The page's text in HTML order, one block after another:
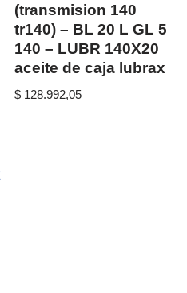
(transmision 140
tr140) – BL 20 L GL 5
140 – LUBR 140X20
aceite de caja lubrax
$ 128.992,05